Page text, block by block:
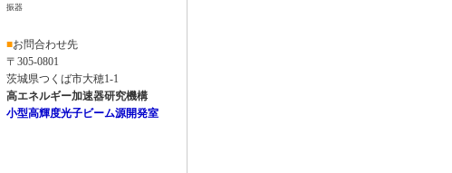
振器
■お問合わせ先
〒305-0801
茨城県つくば市大穂1-1
高エネルギー加速器研究機構
小型高輝度光子ビーム源開発室